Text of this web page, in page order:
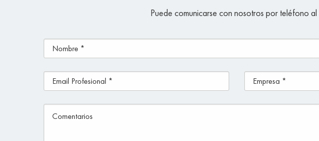
Puede comunicarse con nosotros por teléfono al